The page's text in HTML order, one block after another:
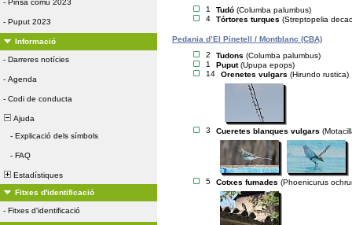
- Pinsà comú 2023
- Puput 2023
Informació
- Darreres notícies
- Agenda
- Codi de conducta
Ajuda
- Explicació dels símbols
- FAQ
Estadístiques
Fitxes d'identificació
- Fitxes d'identificació
1
Tudó (Columba palumbus)
4
Tórtores turques (Streptopelia
Pedania d’El Pinetell / Montblanc (CBA)
2
Tudons (Columba palumbus)
1
Puput (Upupa epops)
14
Orenetes vulgars (Hirundo rustica)
3 Cueretes blanques vulgars
5 Cotxes fumades (Phoenicurus